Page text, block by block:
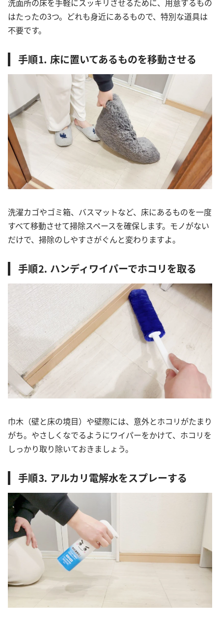
洗面所の床を手軽にスッキリさせるために、用意するもの
はたったの3つ。どれも身近にあるもので、特別な道具は
不要です。
手順⒈ 床に置いてあるものを移動させる
洗濯カゴやゴミ箱、バスマットなど、床にあるものを一度
すべて移動させて掃除スペースを確保します。モノがない
だけで、掃除のしやすさがぐんと変わりますよ。
手順⒉ ハンディワイパーでホコリを取る
巾木（壁と床の境目）や壁際には、意外とホコリがたまり
がち。やさしくなでるようにワイパーをかけて、ホコリを
しっかり取り除いておきましょう。
手順⒊ アルカリ電解水をスプレーする